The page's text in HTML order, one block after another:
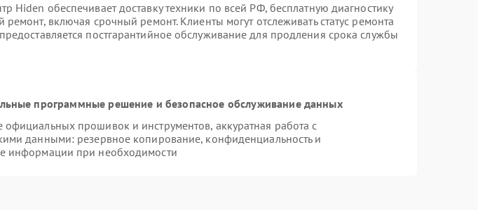
Hiden обеспечивает доставку техники по всей РФ, бесплатную диагностику
ремонт, включая срочный ремонт. Клиенты могут отслеживать статус ремонта
постгарантийное обслуживание для продления срока службы
программные решение и безопасное обслуживание данных
официальных прошивок и инструментов, аккуратная работа с
данными: резервное копирование, конфиденциальность и
информации при необходимости